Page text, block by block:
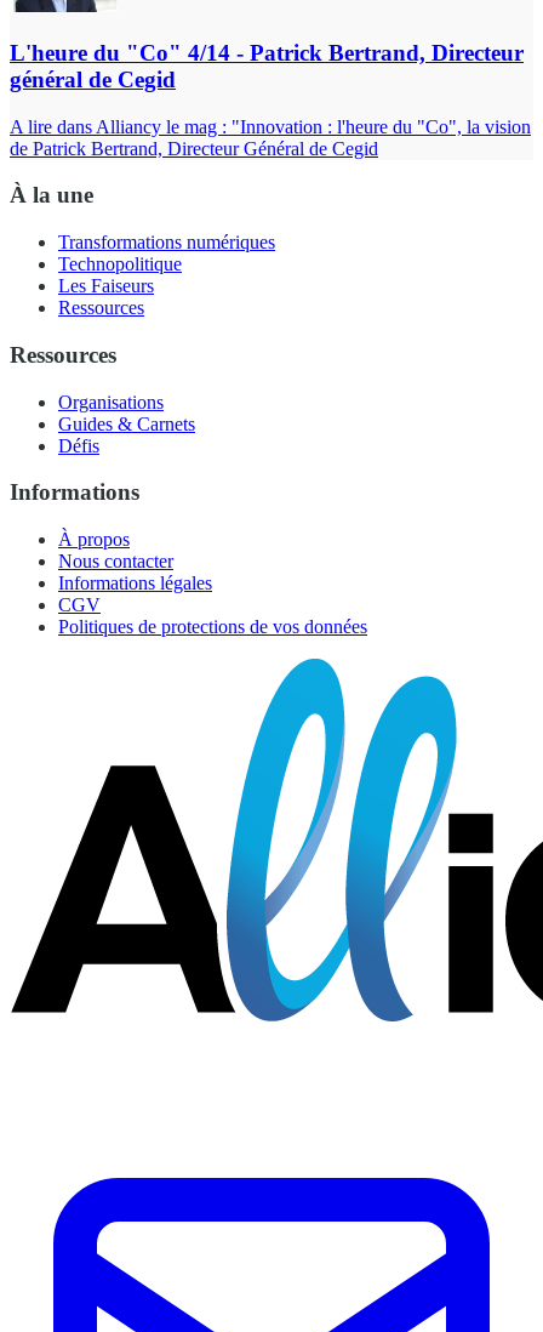
L'heure du "Co" 4/14 - Patrick Bertrand, Directeur
général de Cegid
A lire dans Alliancy le mag : "Innovation : l'heure du "Co", la vision
de Patrick Bertrand, Directeur Général de Cegid
À la une
Transformations numériques
Technopolitique
Les Faiseurs
Ressources
Ressources
Organisations
Guides & Carnets
Défis
Informations
À propos
Nous contacter
Informations légales
CGV
Politiques de protections de vos données